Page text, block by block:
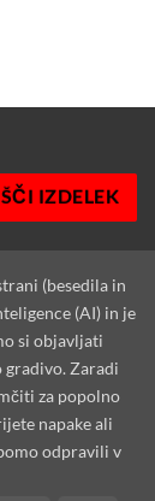
IZDELEK
(besedila in
(AI) in je
si objavljati
gradivo. Zaradi
za popolno
napake ali
odpravili v